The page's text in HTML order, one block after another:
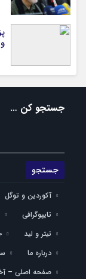
جستجو کن …
آکوردین و توگل
تایپوگرافی
تیتر و لید
درباره ما
صفحه اصلی –